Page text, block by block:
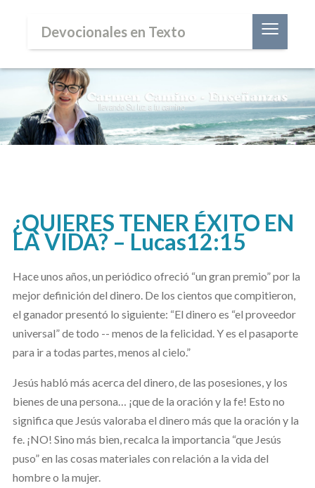
Devocionales en Texto ≡
¿QUIERES TENER ÉXITO EN
LA VIDA? – Lucas12:15
Hace unos años, un periódico ofreció “un gran premio” por la
mejor definición del dinero. De los cientos que compitieron,
el ganador presentó lo siguiente: “El dinero es “el proveedor
universal” de todo -- menos de la felicidad. Y es el pasaporte
para ir a todas partes, menos al cielo.”
Jesús habló más acerca del dinero, de las posesiones, y los
bienes de una persona… ¡que de la oración y la fe! Esto no
significa que Jesús valoraba el dinero más que la oración y la
fe. ¡NO! Sino más bien, recalca la importancia “que Jesús
puso” en las cosas materiales con relación a la vida del
hombre o la mujer.